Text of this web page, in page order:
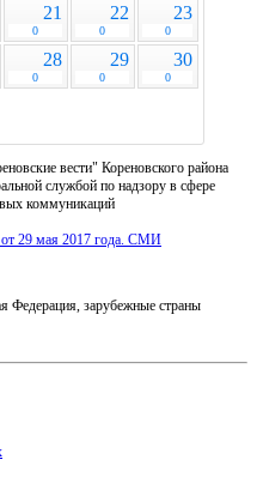
21
0
22
0
23
0
28
0
29
0
30
0
вести" Кореновского района
службой по надзору в сфере
коммуникаций
29 мая 2017 года. СМИ
Федерация, зарубежные страны